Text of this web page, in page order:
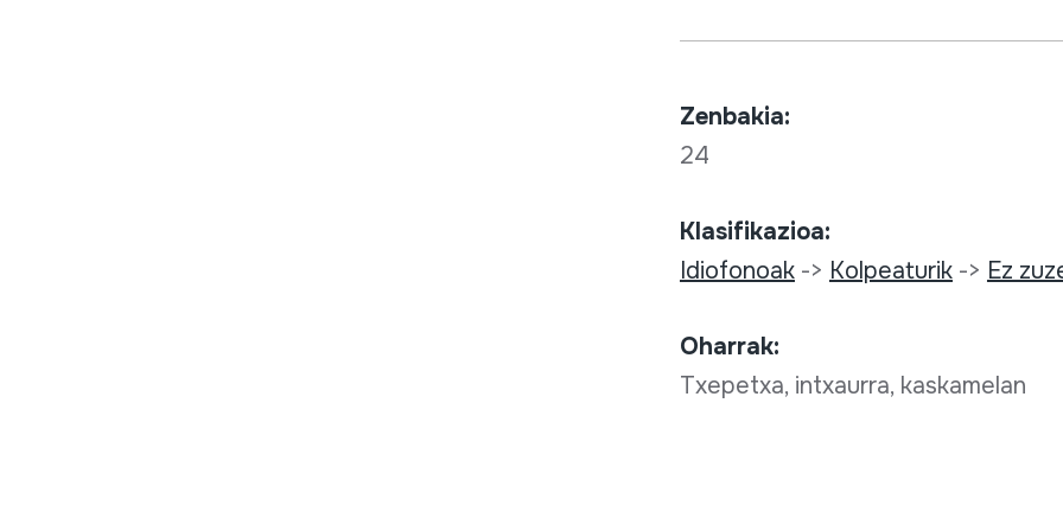
Zenbakia:
24
Klasifikazioa:
Idiofonoak-> Kolpeaturik-> Ez
Oharrak:
Txepetxa, intxaurra, kaskamelan